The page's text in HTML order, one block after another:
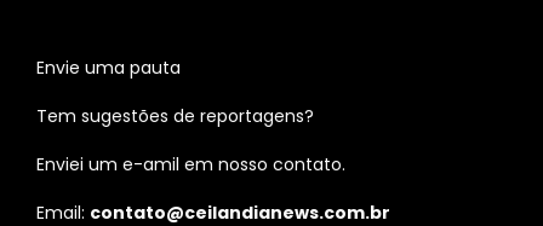
Envie uma pauta
Tem sugestões de reportagens?
Enviei um e-amil em nosso contato.
Email: contato@ceilandianews.com.br